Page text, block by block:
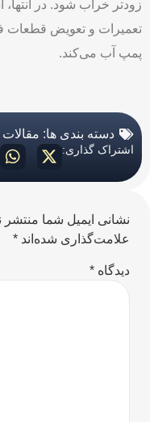
زودتر خراب شود. در
تعمیرات و تعویض قطعات
پمپ آب می‌‌کند.
دسته بندی ها: مقالات
اشتراک گذاری:
نشانی ایمیل شما منتشر
علامت‌گذاری شده‌اند *
دیدگاه *